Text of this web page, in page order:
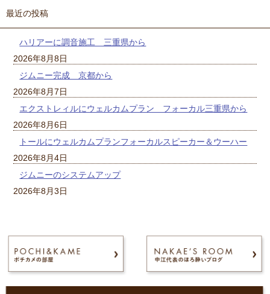
最近の投稿
ハリアーに調音施工 三重県から
2026年8月8日
ジムニー完成 京都から
2026年8月7日
エクストレィルにウェルカムプラン フォーカル三重県から
2026年8月6日
トールにウェルカムプランフォーカルスピーカー＆ウーハー
2026年8月4日
ジムニーのシステムアップ
2026年8月3日